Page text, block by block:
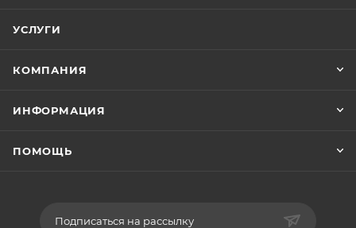
УСЛУГИ
КОМПАНИЯ
ИНФОРМАЦИЯ
ПОМОЩЬ
Подписаться на рассылку